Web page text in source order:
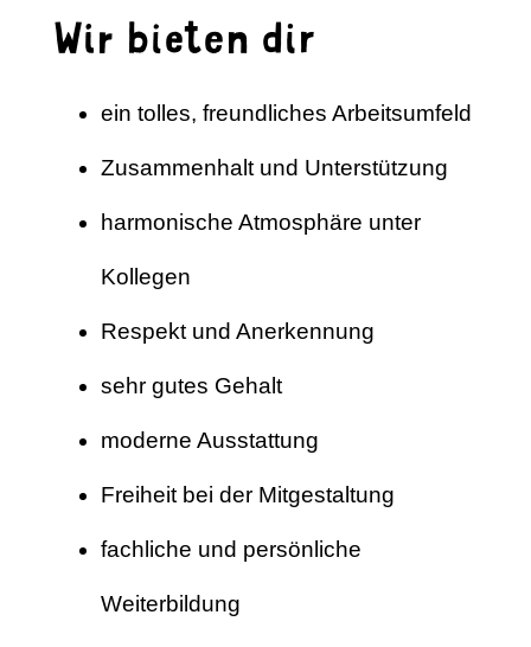
Wir bieten dir
ein tolles, freundliches Arbeitsumfeld
Zusammenhalt und Unterstützung
harmonische Atmosphäre unter
Kollegen
Respekt und Anerkennung
sehr gutes Gehalt
moderne Ausstattung
Freiheit bei der Mitgestaltung
fachliche und persönliche
Weiterbildung